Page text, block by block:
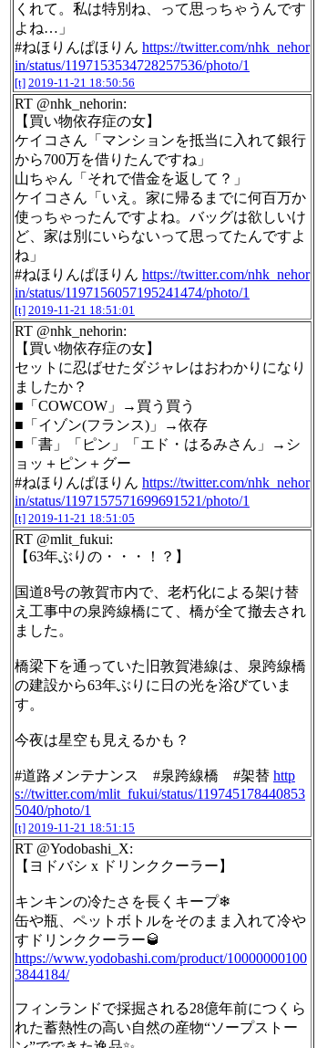
くれて。私は特別ね、って思っちゃうんです
よね…」
#ねほりんぱほりん https://twitter.com/nhk_nehor
in/status/1197153534728257536/photo/1
[t] 2019-11-21 18:50:56
RT @nhk_nehorin:
【買い物依存症の女】
ケイコさん「マンションを抵当に入れて銀行
から700万を借りたんですね」
山ちゃん「それで借金を返して？」
ケイコさん「いえ。家に帰るまでに何百万か
使っちゃったんですよね。バッグは欲しいけ
ど、家は別にいらないって思ってたんですよ
ね」
#ねほりんぱほりん https://twitter.com/nhk_nehor
in/status/1197156057195241474/photo/1
[t] 2019-11-21 18:51:01
RT @nhk_nehorin:
【買い物依存症の女】
セットに忍ばせたダジャレはおわかりになり
ましたか？
■「COWCOW」→買う買う
■「イゾン(フランス)」→依存
■「書」「ピン」「エド・はるみさん」→シ
ョッ＋ピン＋グー
#ねほりんぱほりん https://twitter.com/nhk_nehor
in/status/1197157571699691521/photo/1
[t] 2019-11-21 18:51:05
RT @mlit_fukui:
【63年ぶりの・・・！？】
国道8号の敦賀市内で、老朽化による架け替
え工事中の泉跨線橋にて、橋が全て撤去され
ました。
橋梁下を通っていた旧敦賀港線は、泉跨線橋
の建設から63年ぶりに日の光を浴びていま
す。
今夜は星空も見えるかも？
#道路メンテナンス #泉跨線橋 #架替 http
s://twitter.com/mlit_fukui/status/119745178440853
5040/photo/1
[t] 2019-11-21 18:51:15
RT @Yodobashi_X:
【ヨドバシ x ドリンククーラー】
キンキンの冷たさを長くキープ❄
缶や瓶、ペットボトルをそのまま入れて冷や
すドリンククーラー🥃
https://www.yodobashi.com/product/10000000100
3844184/
フィンランドで採掘される28億年前につくら
れた蓄熱性の高い自然の産物“ソープストー